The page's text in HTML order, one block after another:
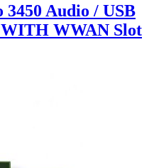
Audio / USB
WWAN Slot